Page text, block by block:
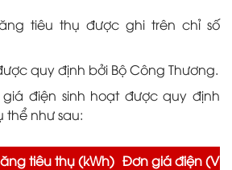
tiêu thụ được ghi trên chỉ số
quy định bởi Bộ Công Thương.
giá điện sinh hoạt được quy định
như sau:
tiêu thụ (kWh) Đơn giá điện